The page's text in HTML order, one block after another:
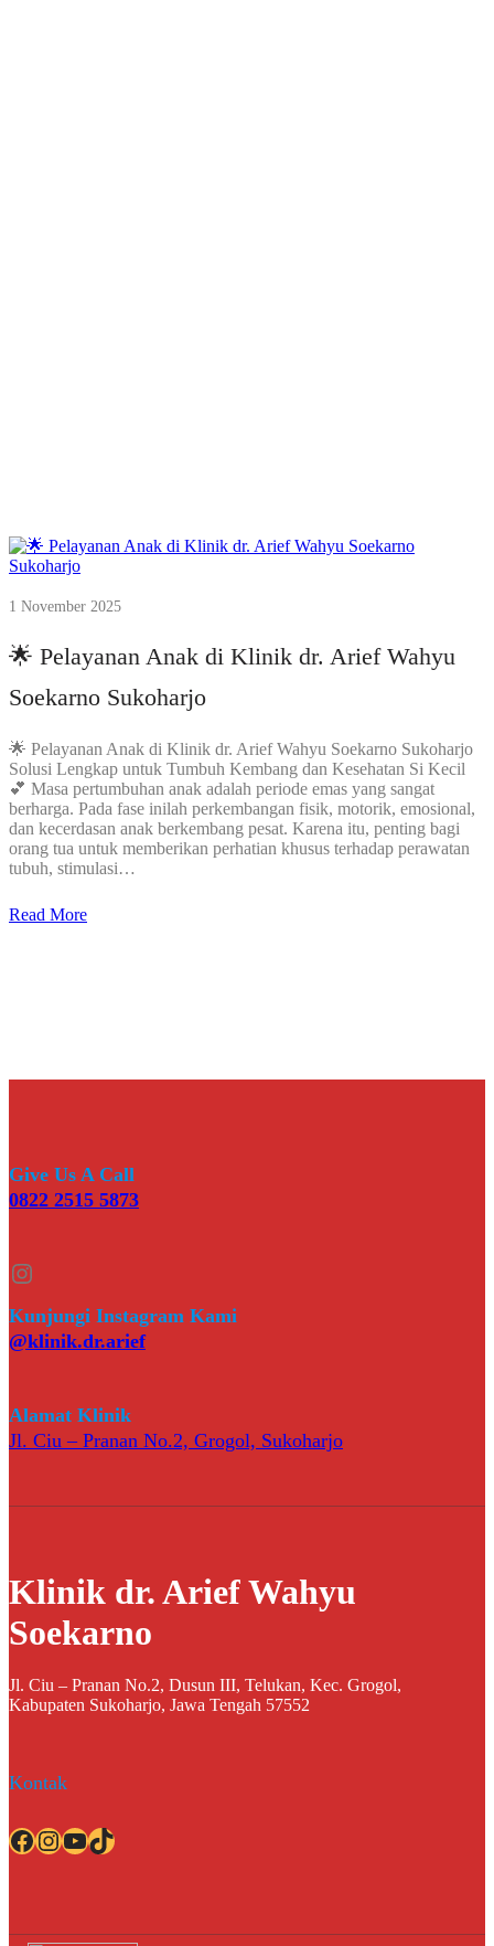
1 November 2025
🌟 Pelayanan Anak di Klinik dr. Arief Wahyu
Soekarno Sukoharjo
🌟 Pelayanan Anak di Klinik dr. Arief Wahyu Soekarno Sukoharjo
Solusi Lengkap untuk Tumbuh Kembang dan Kesehatan Si Kecil
💕 Masa pertumbuhan anak adalah periode emas yang sangat
berharga. Pada fase inilah perkembangan fisik, motorik, emosional,
dan kecerdasan anak berkembang pesat. Karena itu, penting bagi
orang tua untuk memberikan perhatian khusus terhadap perawatan
tubuh, stimulasi…
Read More
Give Us A Call
0822 2515 5873
Instagram
Kunjungi Instagram Kami
@klinik.dr.arief
Alamat Klinik
Jl. Ciu – Pranan No.2, Grogol, Sukoharjo
Klinik dr. Arief Wahyu
Soekarno
Jl. Ciu – Pranan No.2, Dusun III, Telukan, Kec. Grogol,
Kabupaten Sukoharjo, Jawa Tengah 57552
Kontak
Facebook InstagramYouTube TikTok